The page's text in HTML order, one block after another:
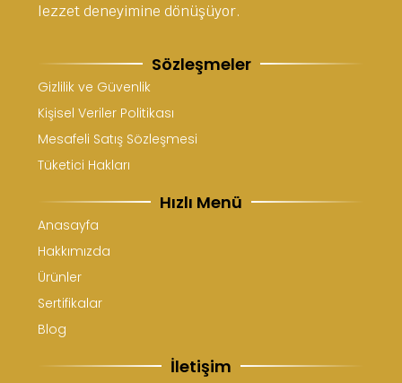
lezzet deneyimine dönüşüyor.
Sözleşmeler
Gizlilik ve Güvenlik
Kişisel Veriler Politikası
Mesafeli Satış Sözleşmesi
Tüketici Hakları
Hızlı Menü
Anasayfa
Hakkımızda
Ürünler
Sertifikalar
Blog
İletişim